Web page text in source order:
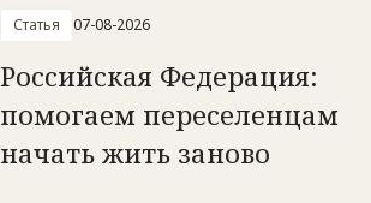
Статья 07-08-2026
Российская Федерация:
помогаем переселенцам
начать жить заново